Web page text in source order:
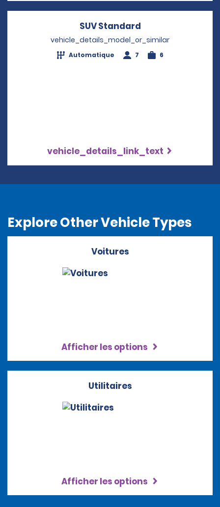
SUV Standard
vehicle_details_model_or_similar
Automatique 7 6
vehicle_details_link_text
Explore Other Vehicle Types
Voitures
Afficher les options
Utilitaires
Afficher les options